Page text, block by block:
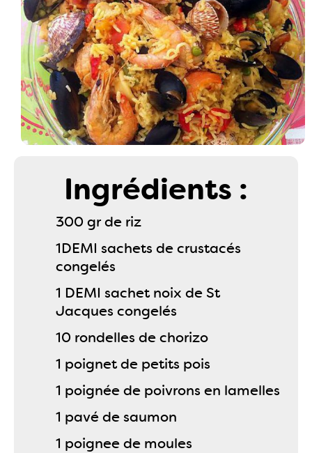
Ingrédients :
300 gr de riz
1DEMI sachets de crustacés
congelés
1 DEMI sachet noix de St
Jacques congelés
10 rondelles de chorizo
1 poignet de petits pois
1 poignée de poivrons en lamelles
1 pavé de saumon
1 poignee de moules